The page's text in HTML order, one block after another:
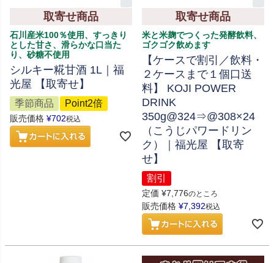
取寄せ商品
石川産米100％使用、すっきり
とした甘さ、滑らかな口当た
り、砂糖不使用
シルキー糀甘酒 1L｜福
光屋 【取寄せ】
季節商品 Point2倍
販売価格 ¥702税込
取寄せ商品
米と米麹でつくった発酵飲料、
ゴクゴク飲めます
【ケースで割引／飲料・
２ケースまで１個口送
料】 KOJI POWER
DRINK
350g@324⇒@308×24
（こうじパワードリン
ク）｜福光屋 【取寄
せ】
割引
定価 ¥7,776のところ
販売価格 ¥7,392税込